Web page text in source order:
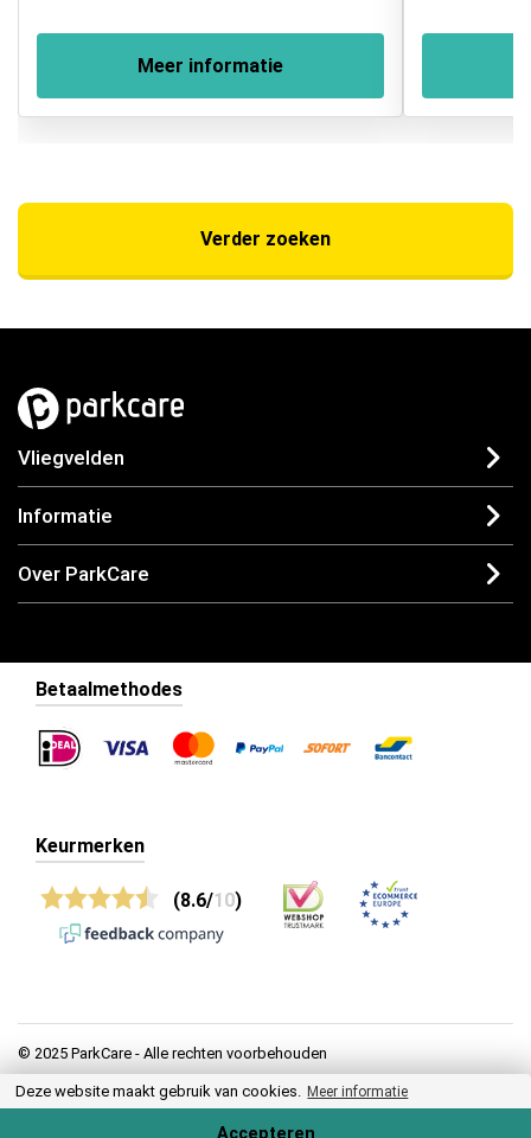
Meer informatie
Verder zoeken
Vliegvelden
Informatie
Over ParkCare
Betaalmethodes
Keurmerken
(8.6/10)
© 2025 ParkCare - Alle rechten voorbehouden
Privacy
Deze website maakt gebruik van cookies. Meer informatie